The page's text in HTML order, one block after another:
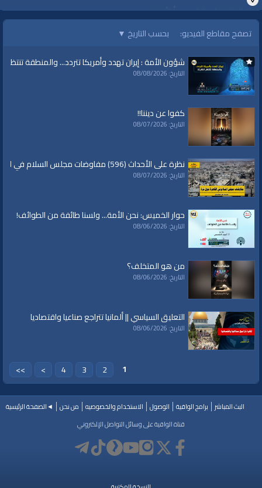
قناة الواقية: انحياز إلى مبدأ الأمة
#الواقية
www.alwaqiyah.tv | facebook.com/alwaqiyahtv | alwaqiyahtv@twitter
الفئات:
شهر رمضان»من شذى رمضان
متفرقات
قنوات:
شهر رمضان
برامج الواقية
العلامات:قناة،|الواقية
تحكيم الشريعة|الحكم بما أنزل الله
تصفح مقاطع الفيديو: بحسب التاريخ ▼
شؤون الأمة : إيران تهدد وأمريكا تتردد... والمنطقة تنتظر
التاريخ: 08/08/2026
كفوا عن ديننا!!
التاريخ: 08/07/2026
نظرة على الأحداث (596) مفاوضات مجلس السلام في القاهرة حول غزة
التاريخ: 08/07/2026
حوار الخميس: نحن الأمة... ولسنا طائفة من الطوائف!
التاريخ: 08/06/2026
من هو المتخلف؟
التاريخ: 08/06/2026
التعليق السياسي || ألمانيا تتراجع صناعيا واقتصاديا
التاريخ: 08/06/2026
1
2
3
4
>
>>
البث المباشر برامج الواقية الوصول الاستخدام والخصوصيه من نحن
◄الصفحة الرئيسية
قناة الواقية على وسائل التواصل الإلكتروني